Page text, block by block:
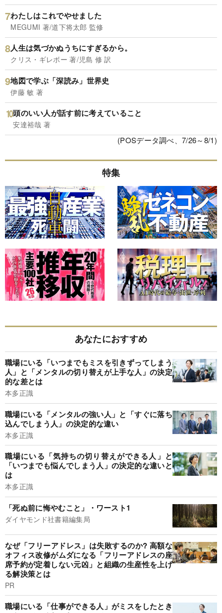
わたしはこれでやせました
MEGUMI 著/道下将太郎 監修
人生は気づかぬうちにすぎるから。
クリス・ギレボー 著/児島 修 訳
地図で学ぶ「深読み」世界史
伊藤 敏 著
頭のいい人が話す前に考えていること
安達裕哉 著
(POSデータ調べ、7/26～8/1)
特集
あなたにおすすめ
職場にいる「いつまでもミスを引きずってしまう
人」と「メンタルの切り替えが上手な人」の決定
的な差とは
本多正識
職場にいる「メンタルの強い人」と「すぐに落ち
込んでしまう人」の決定的な違い
本多正識
職場にいる「気持ちの切り替えができる人」と
「いつまでも悩んでしまう人」の決定的な違いと
は
本多正識
「死ぬ前に悔やむこと」・ワースト1
ダイヤモンド社書籍編集局
なぜ「フリーアドレス」は失敗するのか? 高額な
オフィス改修がムダになる「フリーアドレスの座
席予約が定着しない元凶」と組織の生産性を上げ
る解決策とは
PR
職場にいる「仕事ができる人」がミスをしたとき